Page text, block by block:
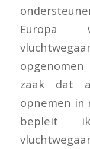
Europa
zaak dat
opnemen in
bepleit